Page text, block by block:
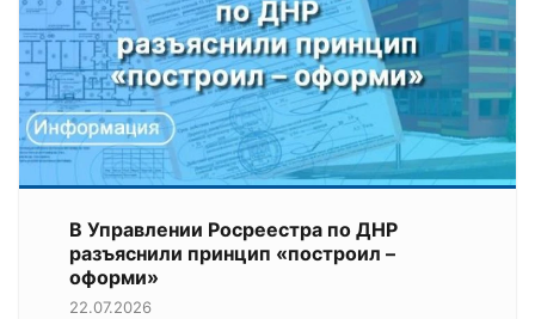
В Управлении Росреестра по ДНР
разъяснили принцип «построил –
оформи»
22.07.2026